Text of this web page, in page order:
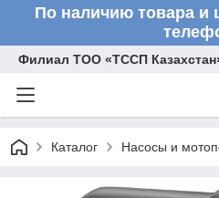
По наличию товара и
Филиал ТОО «ТССП
Каталог Насосы и